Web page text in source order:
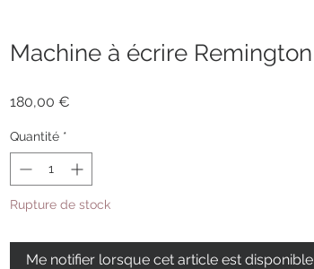
Machine à écrire Remington
180,00 €
Quantité *
Rupture de stock
Me notifier lorsque cet article est disponible